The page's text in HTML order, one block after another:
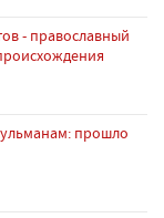
- православный
прошло